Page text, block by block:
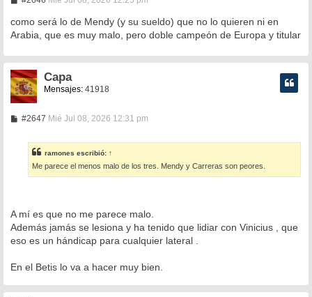
n
a
e
como será lo de Mendy (y su sueldo) que no lo quieren ni en
Arabia, que es muy malo, pero doble campeón de Europa y titular
Capa
Mensajes:41918
#2647M
a
j
e
Mié Jul 08, 2026 12:31 pm
ramones escribió: ↑
Me parece el menos malo de los tres. Mendy y Carreras son peores.
A mí es que no me parece malo.
Además jamás se lesiona y ha tenido que lidiar con Vinicius , que
eso es un hándicap para cualquier lateral .
En el Betis lo va a hacer muy bien.